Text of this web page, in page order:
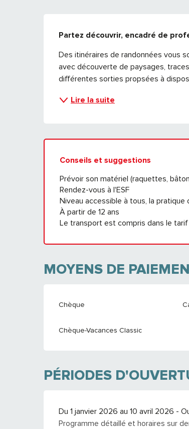
Partez découvrir, encadré de
Des itinéraires de randonnées vous
avec découverte de paysages,
différentes sorties propsées à
Lire la suite
Conseils et suggestions
Prévoir son matériel (raquettes,
Rendez-vous à l'ESF
Niveau accessible à tous, la
À partir de 12 ans
Le transport est compris dans le tarif
MOYENS DE
Chèque
Chèque-Vacances Classic
PÉRIODES
Du 1 janvier 2026 au 10 avril 2026 -
Programme détaillé et horaires sur